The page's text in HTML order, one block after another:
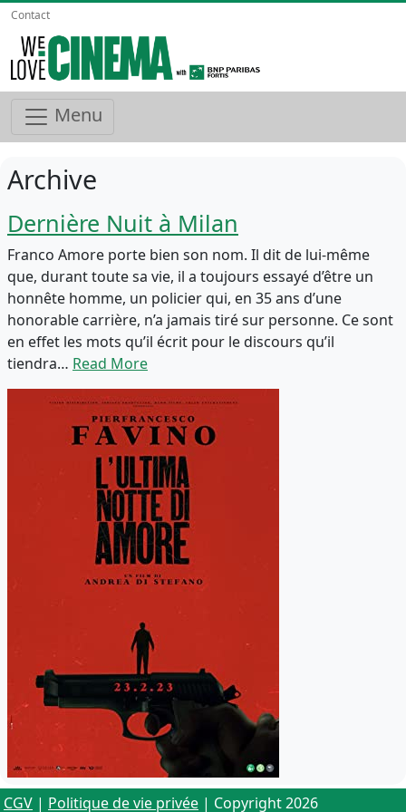
Contact
Menu
Archive
Dernière Nuit à Milan
Franco Amore porte bien son nom. Il dit de lui-même
que, durant toute sa vie, il a toujours essayé d’être un
honnête homme, un policier qui, en 35 ans d’une
honorable carrière, n’a jamais tiré sur personne. Ce sont
en effet les mots qu’il écrit pour le discours qu’il
tiendra… Read More
CGV | Politique de vie privée | Copyright 2026